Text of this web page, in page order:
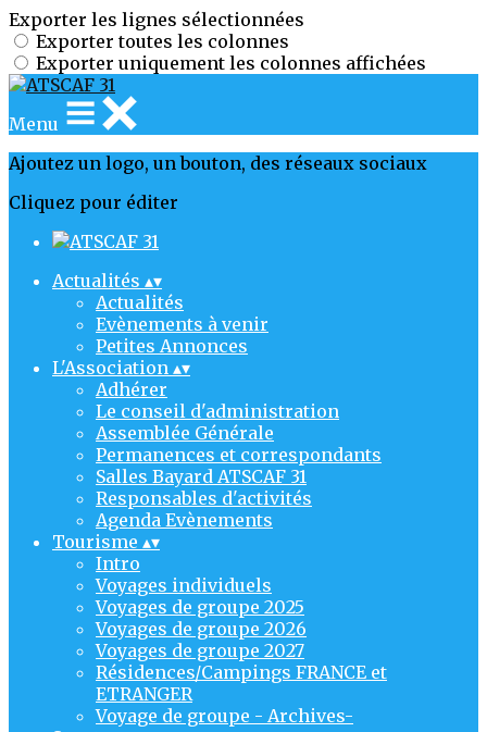
Exporter les lignes sélectionnées
Exporter toutes les colonnes
Exporter uniquement les colonnes affichées
Menu
Ajoutez un logo, un bouton, des réseaux sociaux
Cliquez pour éditer
Actualités ▴▾
Actualités
Evènements à venir
Petites Annonces
L'Association ▴▾
Adhérer
Le conseil d'administration
Assemblée Générale
Permanences et correspondants
Salles Bayard ATSCAF 31
Responsables d'activités
Agenda Evènements
Tourisme ▴▾
Intro
Voyages individuels
Voyages de groupe 2025
Voyages de groupe 2026
Voyages de groupe 2027
Résidences/Campings FRANCE et
ETRANGER
Voyage de groupe - Archives-